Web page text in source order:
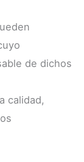
de dichos
calidad,